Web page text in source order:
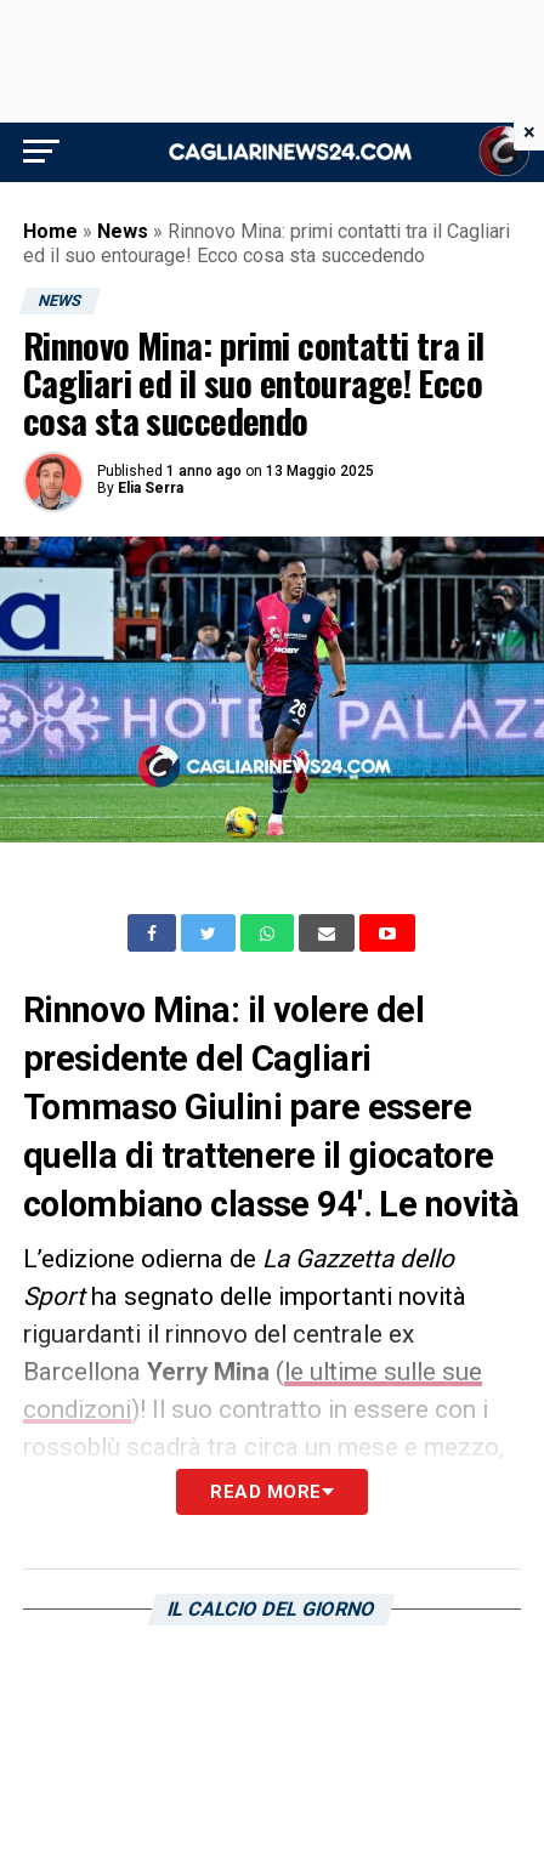
Home » News » Rinnovo Mina: primi contatti tra il Cagliari
ed il suo entourage! Ecco cosa sta succedendo
NEWS
Rinnovo Mina: primi contatti tra il
Cagliari ed il suo entourage! Ecco
cosa sta succedendo
Published 1 anno ago on 13 Maggio 2025
By Elia Serra
Rinnovo Mina: il volere del
presidente del Cagliari
Tommaso Giulini pare essere
quella di trattenere il giocatore
colombiano classe 94′. Le novità
L’edizione odierna de La Gazzetta dello
Sportha segnato delle importanti novità
riguardanti il rinnovo del centrale ex
Barcellona Yerry Mina(le ultime sulle sue
condizoni)! Il suo contratto in essere con i
rossoblù scadrà tra circa un mese e mezzo,
ovvero il 30 giugno 2025.
quella prolungare nuovamente l’accordo con
READ MORE
IL CALCIO DEL GIORNO
×